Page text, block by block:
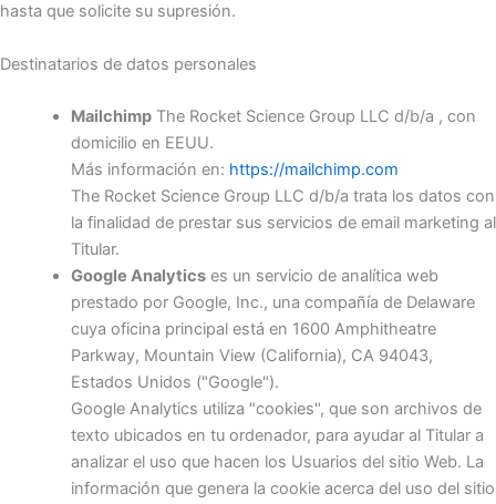
hasta que solicite su supresión.
Destinatarios de datos personales
MailchimpThe Rocket Science Group LLC d/b/a , con
domicilio en EEUU.
Más información en: https://mailchimp.com
The Rocket Science Group LLC d/b/a trata los datos con
la finalidad de prestar sus servicios de email marketing al
Titular.
Google Analyticses un servicio de analítica web
prestado por Google, Inc., una compañía de Delaware
cuya oficina principal está en 1600 Amphitheatre
Parkway, Mountain View (California), CA 94043,
Estados Unidos ("Google").
Google Analytics utiliza "cookies", que son archivos de
texto ubicados en tu ordenador, para ayudar al Titular a
analizar el uso que hacen los Usuarios del sitio Web. La
información que genera la cookie acerca del uso del sitio